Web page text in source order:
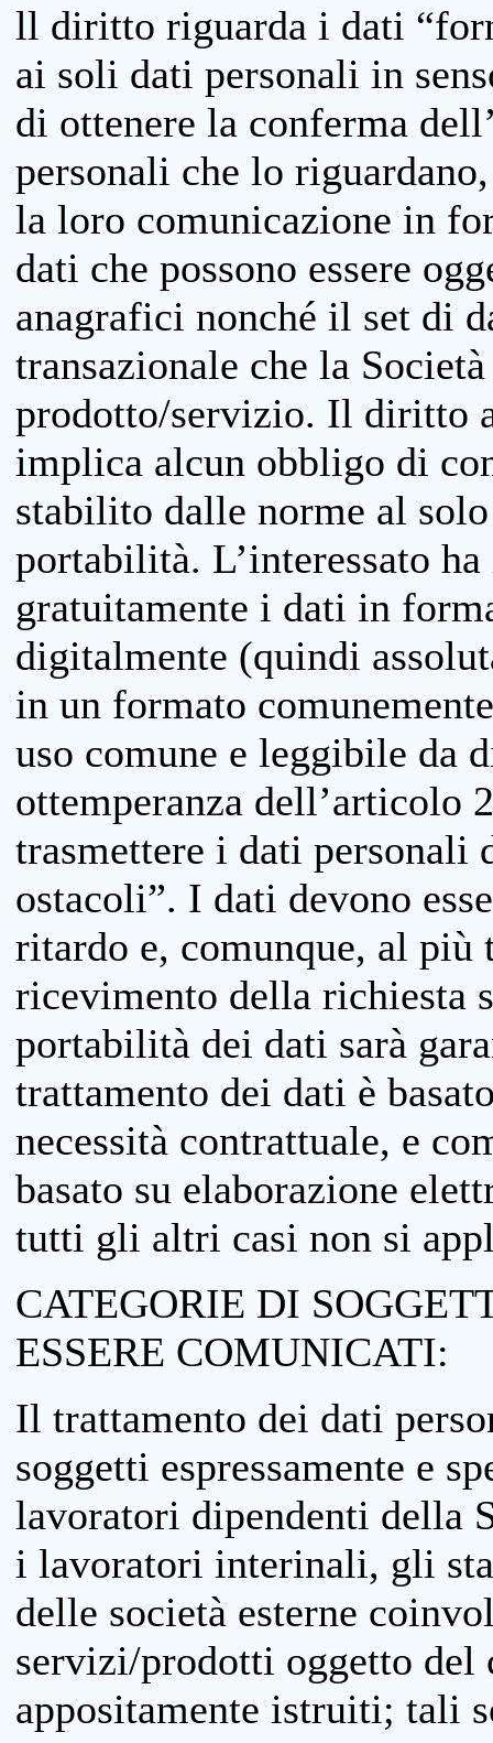
ll diritto riguarda i dati
ai soli dati personali in
di ottenere la conferma
personali che lo
la loro comunicazione in
dati che possono essere
anagrafici nonché il set di
transazionale che la
prodotto/servizio. Il diritto
implica alcun obbligo di
stabilito dalle norme al
portabilità. L’interessato
gratuitamente i dati in
digitalmente (quindi
in un formato
uso comune e leggibile da
ottemperanza dell’articolo
trasmettere i dati personali
ostacoli”. I dati devono
ritardo e, comunque, al più
ricevimento della richiesta
portabilità dei dati sarà
trattamento dei dati è
necessità contrattuale, e
basato su elaborazione
tutti gli altri casi non si
CATEGORIE DI
ESSERE COMUNICATI:
Il trattamento dei dati
soggetti espressamente e
lavoratori dipendenti della
i lavoratori interinali, gli
delle società esterne
servizi/prodotti oggetto
appositamente istruiti; tali